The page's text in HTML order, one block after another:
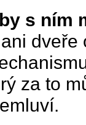
s ním
dveře
za to